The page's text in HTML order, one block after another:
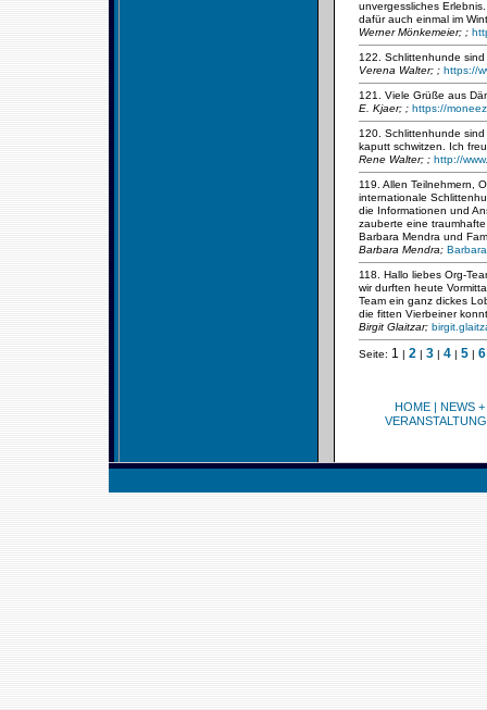
unvergessliches
dafür auch einmal im
Werner Mönkemeier; ;
122. Schlittenhunde
Verena Walter; ; https://
121. Viele Grüße aus
E. Kjaer; ; https://
120. Schlittenhunde
kaputt schwitzen. Ich
Rene Walter; ; http://
119. Allen Teilnehmern,
internationale
die Informationen und
zauberte eine
Barbara Mendra und
Barbara Mendra;
118. Hallo liebes Org-
wir durften heute
Team ein ganz dickes
die fitten Vierbeiner
Birgit Glaitzar;
Seite: 1 | 2 | 3 | 4 | 5 | 6
HOME| NEWS